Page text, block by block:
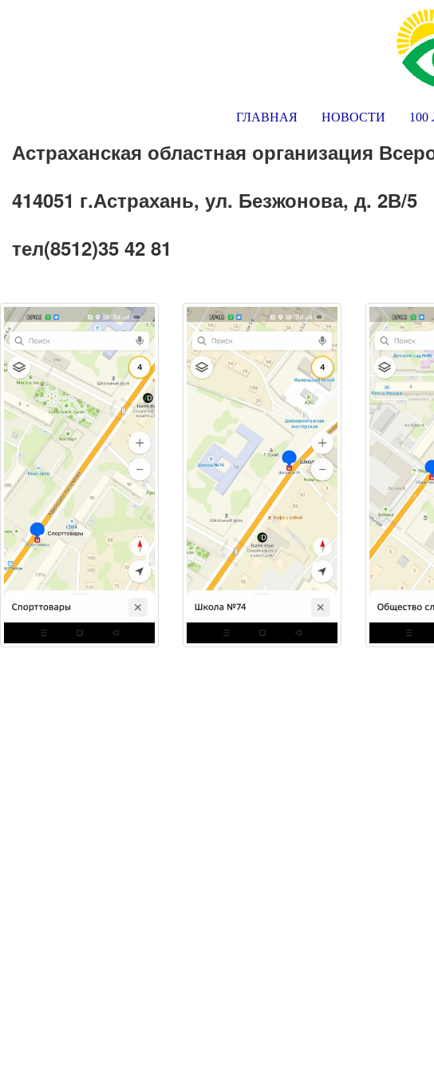
ГЛАВНАЯ НОВОСТИ
Астраханская областная организация
414051 г.Астрахань, ул. Безжонова, д. 2В/5
тел(8512)35 42 81